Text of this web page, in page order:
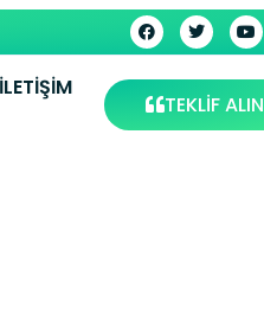
İLETIŞIM
TEKLİF ALIN